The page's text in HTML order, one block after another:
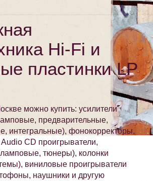
Hi-Fi и
пластинки LP
можно купить: усилители
предварительные,
интегральные), фонокорректоры,
CD проигрыватели,
тюнеры), колонки
виниловые проигрыватели
наушники и другую